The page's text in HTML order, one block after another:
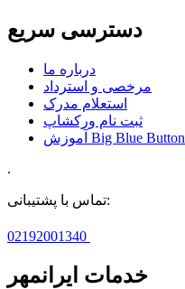
دسترسی سریع
درباره ما
مرخصی و استرداد
استعلام مدرک
ثبت نام ورکشاپ
آموزش Big Blue Button
.
تماس با پشتیبانی:
02192001340
خدمات ایرانمهر